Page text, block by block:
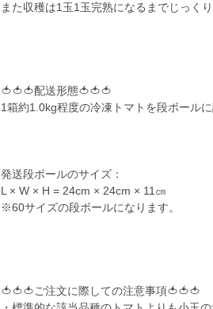
また収穫は1玉1玉完熟になるまでじっく
🍅🍅🍅配送形態🍅🍅🍅
1箱約1.0kg程度の冷凍トマトを段ボールに
発送段ボールのサイズ：
L × W × H = 24cm × 24cm × 11㎝
※60サイズの段ボールになります。
🍅🍅🍅ご注文に際しての注意事項🍅🍅🍅